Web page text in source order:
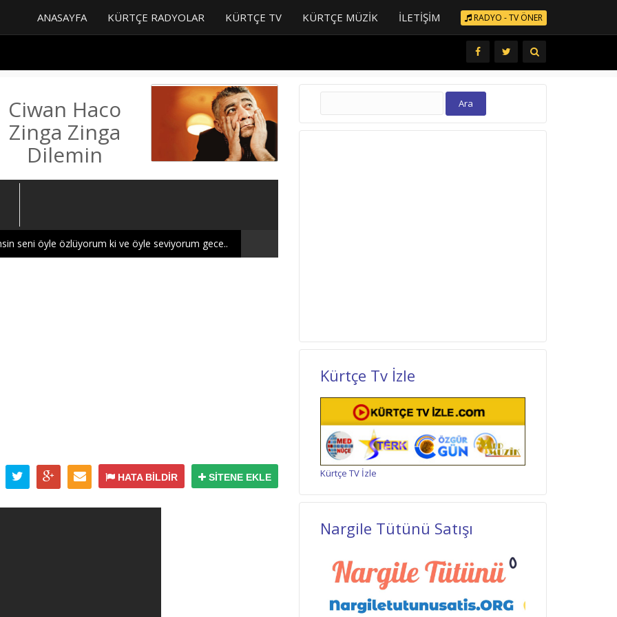
RADYO - TV ÖNER
ANASAYFA KÜRTÇE RADYOLAR KÜRTÇE TV KÜRTÇE MÜZIK İLETIŞIM
Ciwan Haco
Zinga Zinga
Dilemin
seni öyle özlüyorum ki ve öyle seviyorum gece..
HATA BİLDİR SİTENE EKLE
Arama:
Kürtçe Tv İzle
Kürtçe TV İzle
Nargile Tütünü Satışı